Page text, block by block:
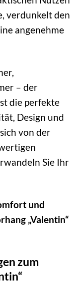
verdunkelt den
angenehme
– der
die perfekte
Design und
von der
Sie Ihr
und
„Valentin“
zum